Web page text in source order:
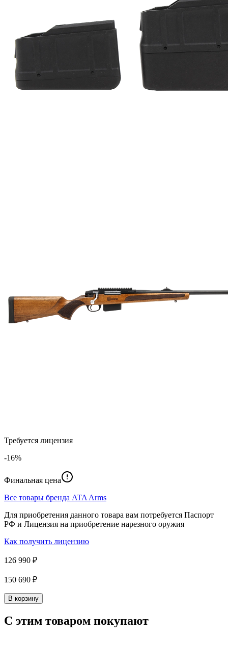
Требуется лицензия
-16%
Финальная цена
Все товары бренда ATA Arms
Для приобретения данного товара вам потребуется Паспорт
РФ и Лицензия на приобретение нарезного оружия
Как получить лицензию
126 990 ₽
150 690 ₽
В корзину
С этим товаром покупают